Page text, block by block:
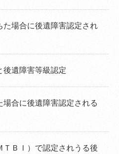
た場合に後遺障害認定され
後遺障害等級認定
合に後遺障害認定される
ＢＩ）で認定されうる後